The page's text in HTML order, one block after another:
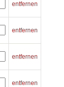
entfernen
entfernen
entfernen
entfernen